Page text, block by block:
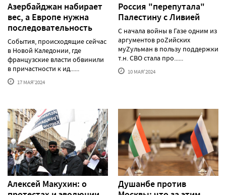
Азербайджан набирает
вес, а Европе нужна
последовательность
События, происходящие сейчас
в Новой Каледонии, где
французские власти обвинили
в причастности к ид......
17 МАЯ'2024
Россия "перепутала"
Палестину с Ливией
С начала войны в Газе одним из
аргументов роZийских
муZульман в пользу поддержки
т.н. СВО стала про......
10 МАЯ'2024
Алексей Макуxин: о
Душанбе против